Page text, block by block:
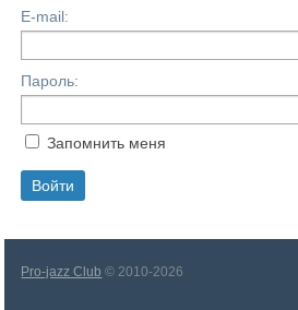
E-mail:
Пароль:
Запомнить меня
Pro-jazz Club © 2010-2026